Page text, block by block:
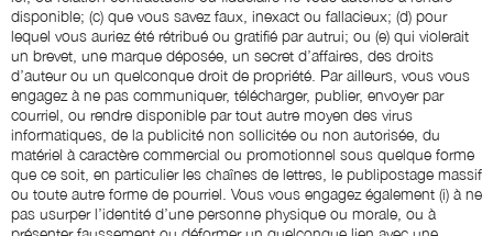
disponible; (c) que vous savez faux, inexact ou fallacieux; (d) pour
lequel vous auriez été rétribué ou gratifié par autrui; ou (e) qui violerait
un brevet, une marque déposée, un secret d’affaires, des droits
d’auteur ou un quelconque droit de propriété. Par ailleurs, vous vous
engagez à ne pas communiquer, télécharger, publier, envoyer par
courriel, ou rendre disponible par tout autre moyen des virus
informatiques, de la publicité non sollicitée ou non autorisée, du
matériel à caractère commercial ou promotionnel sous quelque forme
que ce soit, en particulier les chaînes de lettres, le publipostage massif
ou toute autre forme de pourriel. Vous vous engagez également (i) à ne
pas usurper l’identité d’une personne physique ou morale, ou à